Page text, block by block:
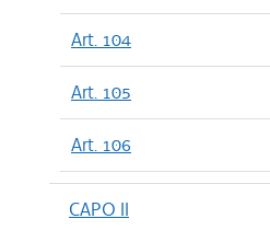
Art. 104
Art. 105
Art. 106
CAPO II